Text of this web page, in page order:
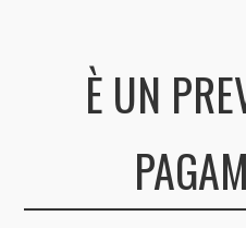
È UN